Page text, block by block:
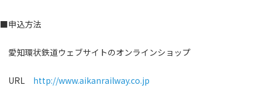
■申込方法
愛知環状鉄道ウェブサイトのオンラインショップ
URL http://www.aikanrailway.co.jp